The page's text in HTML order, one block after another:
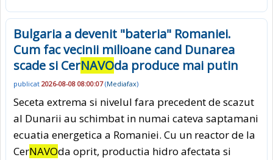
Bulgaria a devenit "bateria" Romaniei.
Cum fac vecinii milioane cand Dunarea
scade si CerNAVOda produce mai putin
publicat 2026-08-08 08:00:07(Mediafax)
Seceta extrema si nivelul fara precedent de scazut
al Dunarii au schimbat in numai cateva saptamani
ecuatia energetica a Romaniei. Cu un reactor de la
CerNAVOda oprit, productia hidro afectata si